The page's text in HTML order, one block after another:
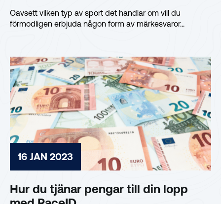
Oavsett vilken typ av sport det handlar om vill du
förmodligen erbjuda någon form av märkesvaror...
16 JAN 2023
Hur du tjänar pengar till din lopp